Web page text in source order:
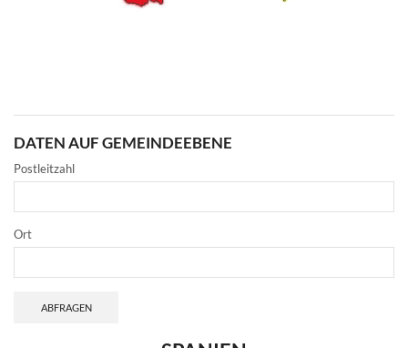
DATEN AUF GEMEINDEEBENE
Postleitzahl
Ort
ABFRAGEN